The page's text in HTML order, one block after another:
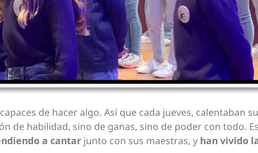
de hacer algo. Así que cada jueves, calentaban
de habilidad, sino de ganas, sino de poder con todo.
a cantar junto con sus maestras, y han vivido